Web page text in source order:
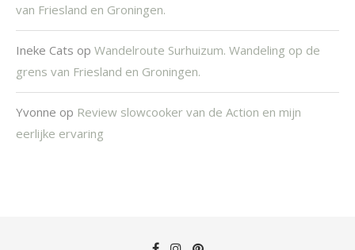
van Friesland en Groningen.
Ineke Cats op Wandelroute Surhuizum. Wandeling op de
grens van Friesland en Groningen.
Yvonne op Review slowcooker van de Action en mijn
eerlijke ervaring